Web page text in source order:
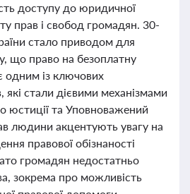
доступу до юридичної
прав і свобод громадян. 30-
стало приводом для
що право на безоплатну
одним із ключових
які стали дієвими механізмами
юстиції та Уповноважений
людини акцентують увагу на
правової обізнаності
громадян недостатньо
зокрема про можливість